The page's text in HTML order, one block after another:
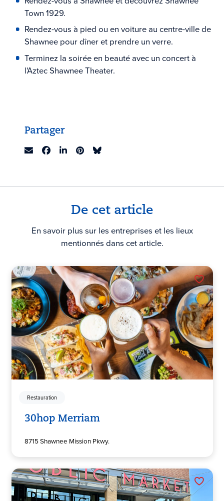
Town 1929.
Rendez-vous à pied ou en voiture au centre-ville de
Shawnee pour dîner et prendre un verre.
Terminez la soirée en beauté avec un concert à
l'Aztec Shawnee Theater.
Partager
De cet article
En savoir plus sur les entreprises et les lieux
mentionnés dans cet article.
Restauration
30hop Merriam
8715 Shawnee Mission Pkwy.